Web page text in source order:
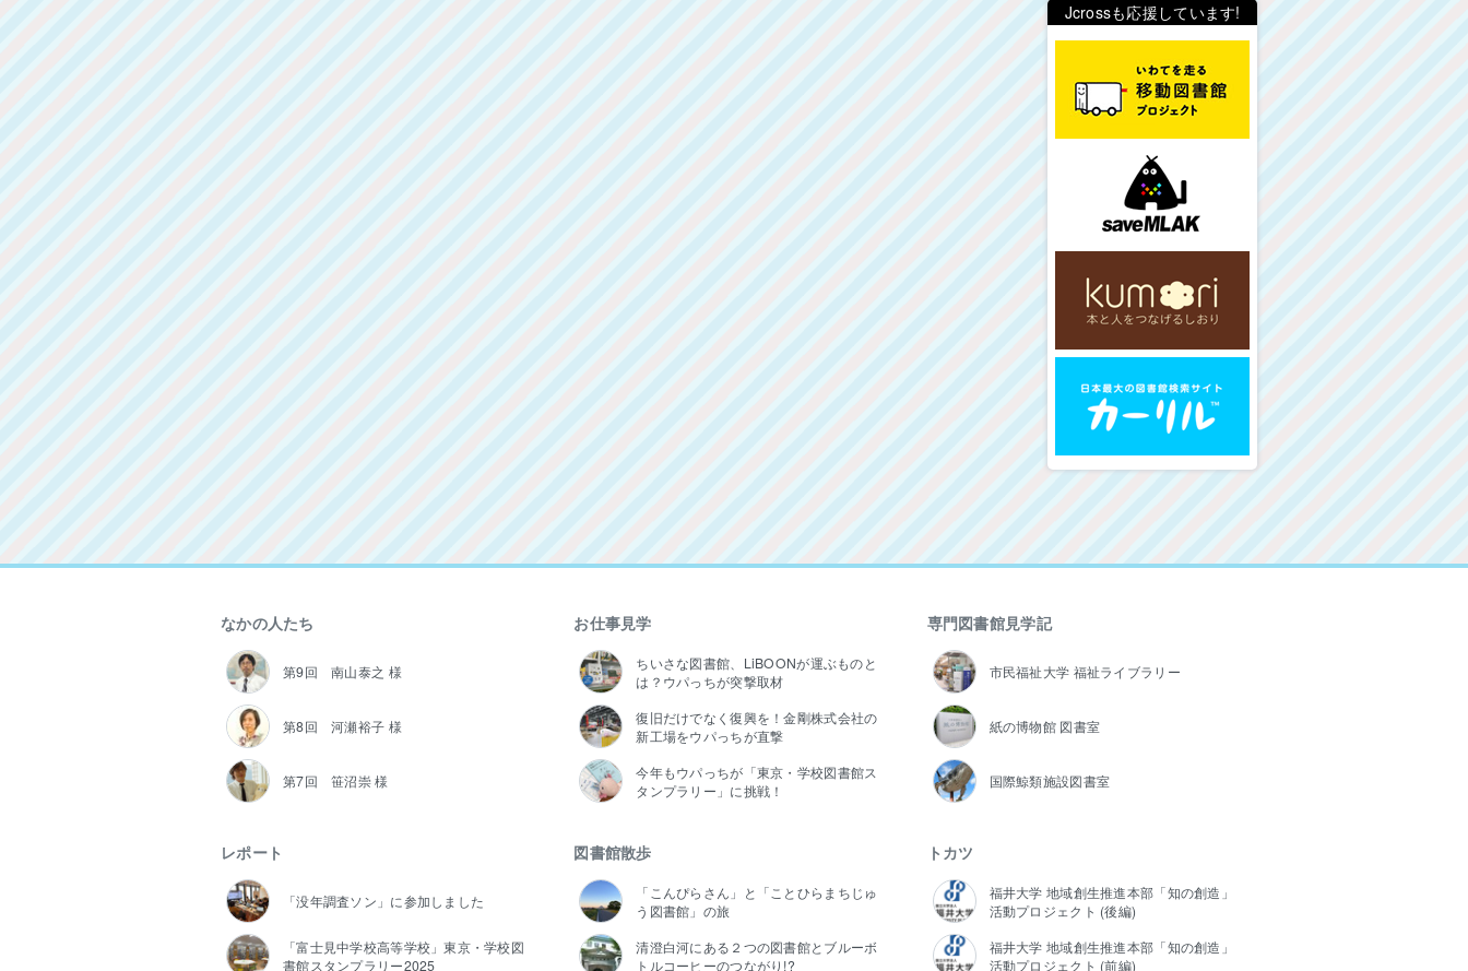
Jcrossも応援しています!
なかの人たち
第9回 南山泰之 様
第8回 河瀬裕子 様
第7回 笹沼崇 様
お仕事見学
ちいさな図書館、LiBOONが運ぶものと
は？ウパっちが突撃取材
復旧だけでなく復興を！金剛株式会社の
新工場をウパっちが直撃
今年もウパっちが「東京・学校図書館ス
タンプラリー」に挑戦！
専門図書館見学記
市民福祉大学 福祉ライブラリー
紙の博物館 図書室
国際鯨類施設図書室
レポート
「没年調査ソン」に参加しました
「富士見中学校高等学校」東京・学校図
書館スタンプラリー2025
図書館散歩
「こんぴらさん」と「ことひらまちじゅ
う図書館」の旅
清澄白河にある２つの図書館とブルーボ
トルコーヒーのつながり!?
トカツ
福井大学 地域創生推進本部「知の創造」
活動プロジェクト (後編)
福井大学 地域創生推進本部「知の創造」
活動プロジェクト (前編)